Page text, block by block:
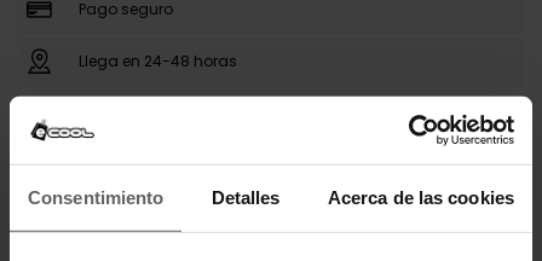
Consentimiento Detalles Acerca de las cookies
Pago seguro
Llega en 24-48 horas
DESCRIPCIÓN
Los pantalones vaqueros Antony Morato para
hombre con efecto desgastado son una prenda